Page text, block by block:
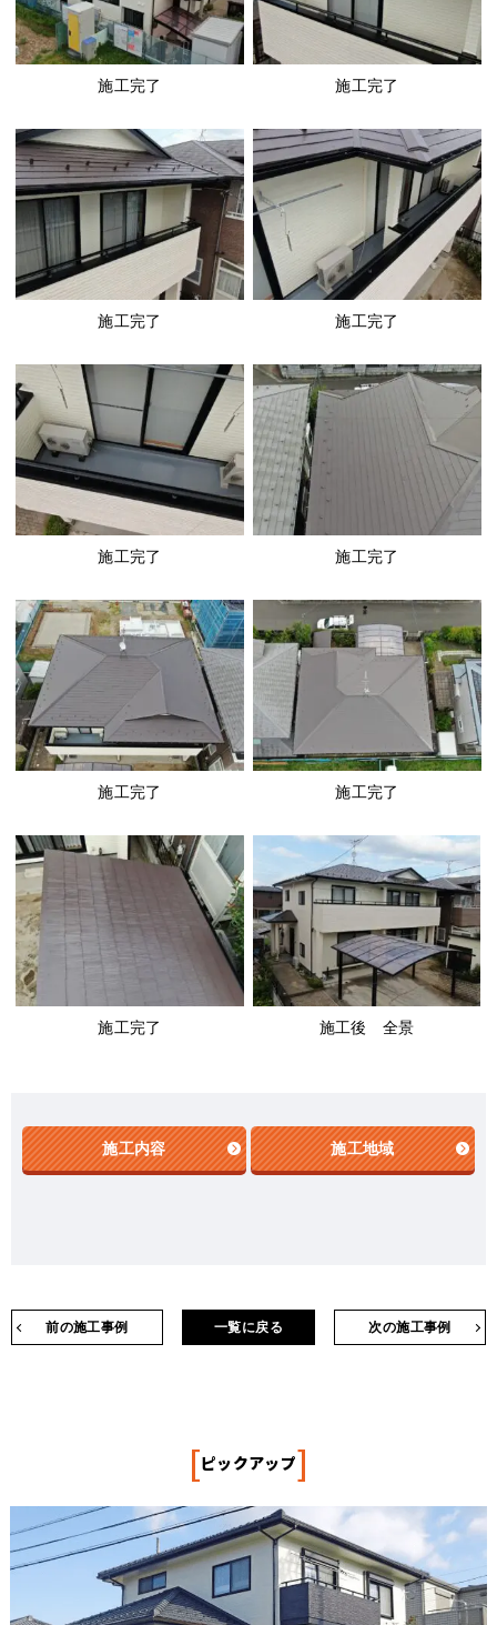
施工完了 施工完了
施工完了 施工完了
施工完了 施工完了
施工完了 施工完了
施工完了 施工後 全景
施工内容 施工地域
前の施工事例 次の施工事例
一覧に戻る
[ピックアップ]